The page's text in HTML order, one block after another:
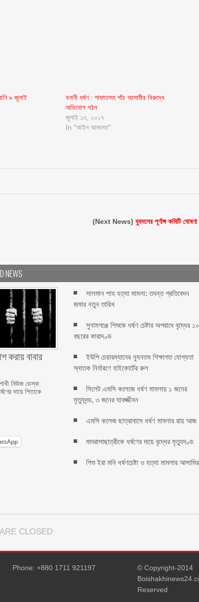
৯ জুলাই
বনানী ধর্ষণ : শাফাতসহ পাঁচ আসামীর বিরুদ্ধে
অভিযোগ গঠন
জুলাই ১৩, ২০১৭
In "আইন আদালত"
(Next News)যুবদলের পূর্ণাঙ্গ কমিটি ঘোষণা
NEWS
করায় বাবার
নিউজ ডেস্ক:
দায়ে পিতাকে
সালমান শাহ হত্যা মামলা: তদন্ত প্রতিবেদন
জমার নতুন তারিখ
সুনামগঞ্জে শিশুকে ধর্ষণ চেষ্টার অপরাধে বৃদ্ধের
বছরের কারাদণ্ড
ইউপি চেয়ারম্যানের ন্যূনতম শিক্ষাগত যোগ্যতা
স্নাতক নির্ধারণে হাইকোর্টের রুল
সিলেট এমসি কলেজে ধর্ষণ মামলায় ১ জনের
মৃত্যুদন্ড, ৩ জনের যাবজ্জীবন
এমসি কলেজ ছাত্রাবাসে ধর্ষণ মামলার রায় আজ
মাদরাসাছাত্রীকে ধর্ষণের দায়ে বৃদ্ধের মৃত্যুদণ্ড
শিশু ইরা মনি ধর্ষণচেষ্টা ও হত্যা মামলার আসামির
CLOSED
Phone: +880 1711 921197
© Copyright-2014
Reserved